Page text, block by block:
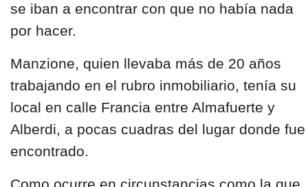
se iban a encontrar con que no había nada
por hacer.
Manzione, quien llevaba más de 20 años
trabajando en el rubro inmobiliario, tenía su
local en calle Francia entre Almafuerte y
Alberdi, a pocas cuadras del lugar donde fue
encontrado.